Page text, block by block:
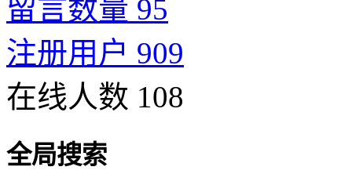
留言数量 95
注册用户 909
在线人数 108
全局搜索